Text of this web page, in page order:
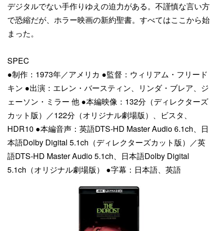
デジタルでない手作りゆえの迫力がある。不謹慎な言い方
で恐縮だが、ホラー映画の新約聖書。すべてはここから始
まった。
SPEC
●制作：1973年／アメリカ ●監督：ウィリアム・フリード
キン ●出演：エレン・バースティン、リンダ・ブレア、ジ
ェーソン・ミラー 他 ●本編映像：132分（ディレクターズ
カット版）／122分（オリジナル劇場版）、ビスタ、
HDR10 ●本編音声：英語DTS-HD Master Audio 6.1ch、日
本語Dolby Digital 5.1ch（ディレクターズカット版）／英
語DTS-HD Master Audio 5.1ch、日本語Dolby Digital
5.1ch（オリジナル劇場版） ●字幕：日本語、英語